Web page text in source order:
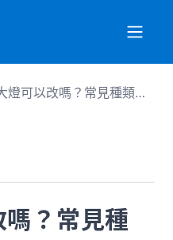
燈可以改嗎？常見種類、
？常見種